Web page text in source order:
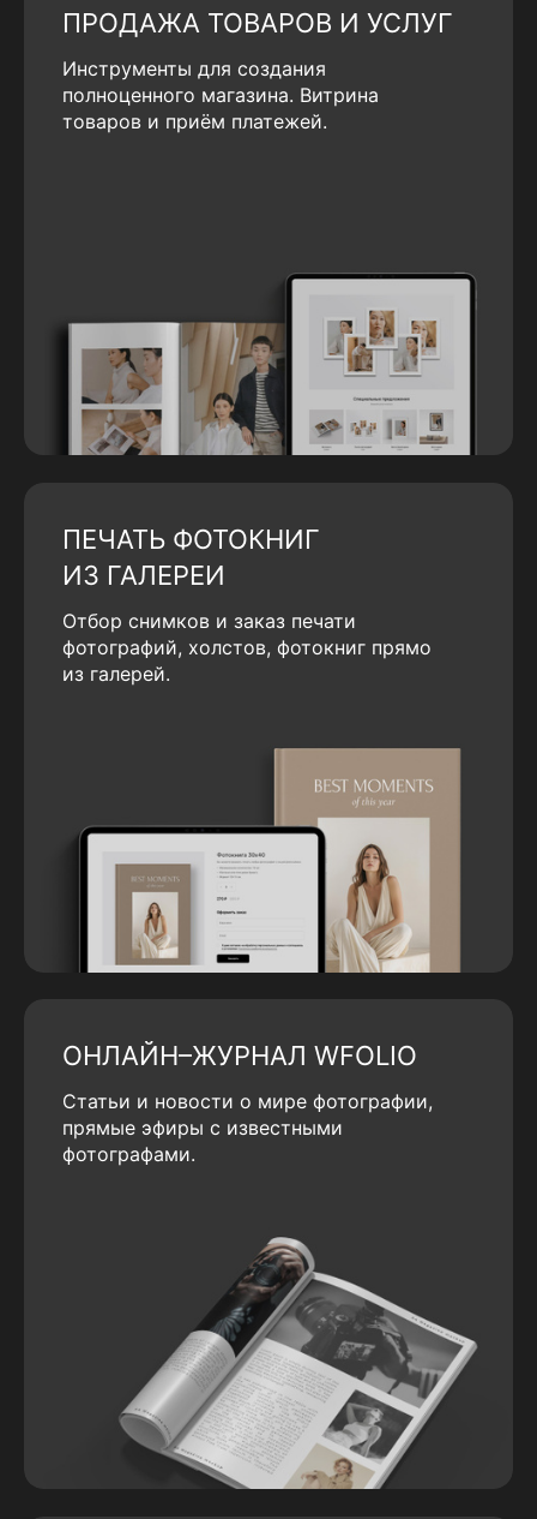
ПРОДАЖА ТОВАРОВ И УСЛУГ
Инструменты для создания
полноценного магазина. Витрина
товаров и приём платежей.
ПЕЧАТЬ ФОТОКНИГ
ИЗ ГАЛЕРЕИ
Отбор снимков и заказ печати
фотографий, холстов, фотокниг прямо
из галерей.
ОНЛАЙН–ЖУРНАЛ WFOLIO
Статьи и новости о мире фотографии,
прямые эфиры с известными
фотографами.